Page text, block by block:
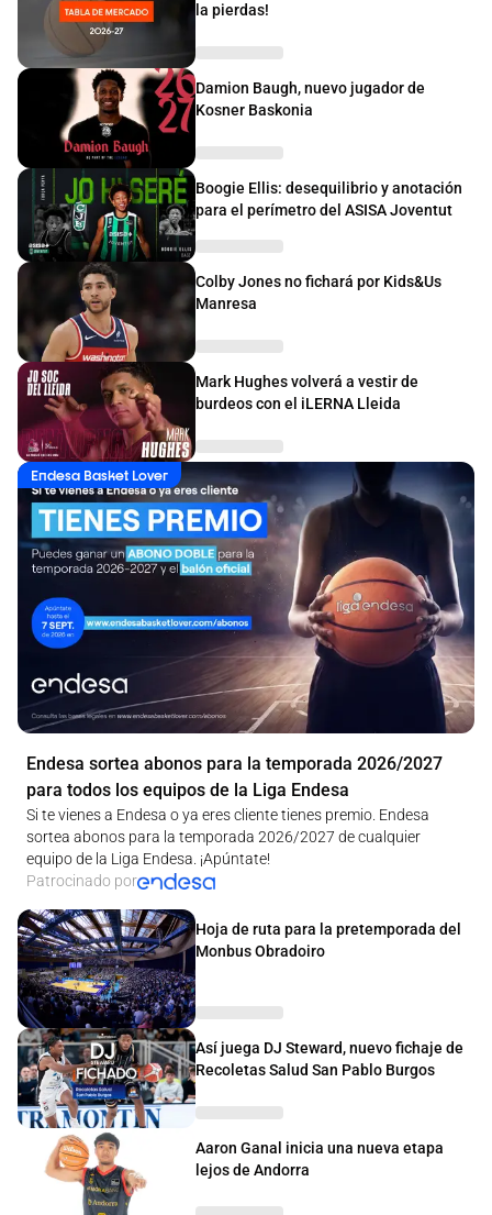
la pierdas!
Damion Baugh, nuevo jugador de
Kosner Baskonia
Boogie Ellis: desequilibrio y anotación
para el perímetro del ASISA Joventut
Colby Jones no fichará por Kids&Us
Manresa
Mark Hughes volverá a vestir de
burdeos con el iLERNA Lleida
Endesa Basket Lover
Endesa sortea abonos para la temporada 2026/2027
para todos los equipos de la Liga Endesa
Si te vienes a Endesa o ya eres cliente tienes premio. Endesa
sortea abonos para la temporada 2026/2027 de cualquier
equipo de la Liga Endesa. ¡Apúntate!
Patrocinado por
Hoja de ruta para la pretemporada del
Monbus Obradoiro
Así juega DJ Steward, nuevo fichaje de
Recoletas Salud San Pablo Burgos
Aaron Ganal inicia una nueva etapa
lejos de Andorra